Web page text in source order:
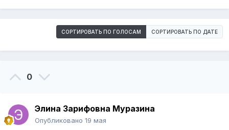
СОРТИРОВАТЬ ПО ГОЛОСАМ СОРТИРОВАТЬ ПО ДАТЕ
0
Элина Зарифовна Муразина
Опубликовано 19 мая